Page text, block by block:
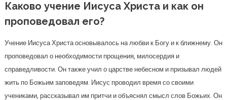
Каково учение Иисуса Христа и как он
проповедовал его?
Учение Иисуса Христа основывалось на любви к Богу и к ближнему. Он
проповедовал о необходимости прощения, милосердия и
справедливости. Он также учил о царстве небесном и призывал людей
жить по Божьим заповедям. Иисус проводил время со своими
учениками, рассказывал им притчи и объяснял смысл слов Божьих. Он